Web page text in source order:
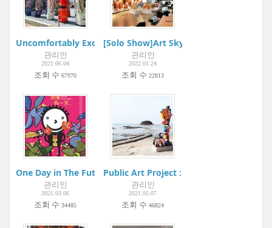
Uncomfortably Exciting | Gangnam Interior Design Week |
관리인
2021.06.04
조회 수 67970
[Solo Show]Art Skybrige | BODA
관리인
2022.01.24
조회 수 22813
One Day in The Future... 如果有一天...| Metaphysical Art
관리인
2021.03.06
조회 수 34485
Public Art Project : Youngheung-do
관리인
2021.05.07
조회 수 46824